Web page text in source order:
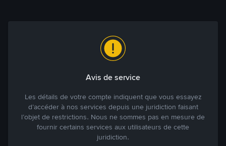
Avis de service
Les détails de votre compte indiquent que vous essayez
d’accéder à nos services depuis une juridiction faisant
l’objet de restrictions. Nous ne sommes pas en mesure de
fournir certains services aux utilisateurs de cette
juridiction.